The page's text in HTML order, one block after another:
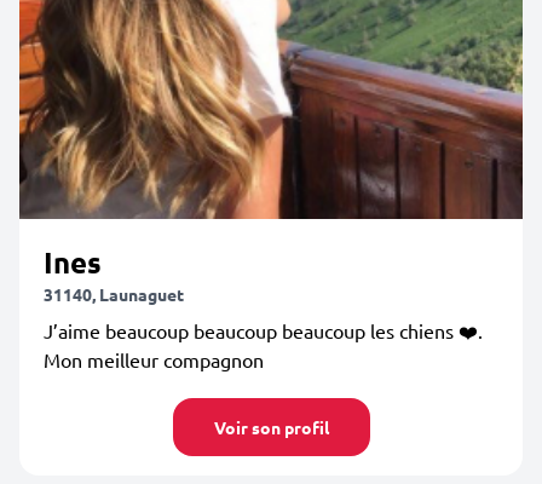
Ines
31140, Launaguet
J’aime beaucoup beaucoup beaucoup les chiens ❤️.
Mon meilleur compagnon
Voir son profil